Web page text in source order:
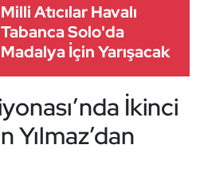
Milli Atıcılar Havalı
Tabanca Solo'da
Madalya İçin Yarışacak
İkinci
Yılmaz’dan